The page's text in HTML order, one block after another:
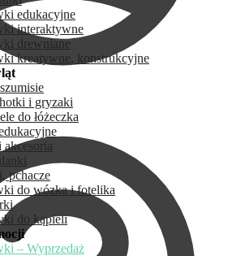
edukacyjne
interaktywne
drewniane
kreatywne, konstrukcyjne
i gryzaki
do łóżeczka
pchacze
do wózka i fotelika
do kąpieli
– Wyprzedaż